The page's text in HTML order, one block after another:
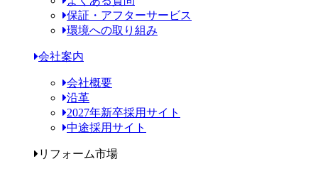
保証・アフターサービス
環境への取り組み
会社案内
会社概要
沿革
2027年新卒採用サイト
中途採用サイト
リフォーム市場